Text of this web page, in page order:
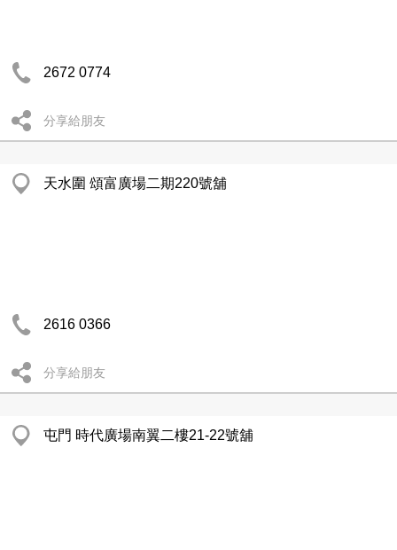
2672 0774
分享給朋友
天水圍 頌富廣場二期220號舖
2616 0366
分享給朋友
屯門 時代廣場南翼二樓21-22號舖